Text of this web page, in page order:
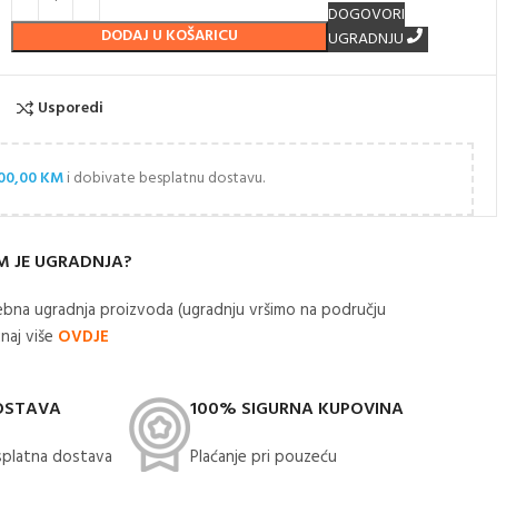
DODAJ U KOŠARICU
DOGOVORI
UGRADNJU
Usporedi
KMi dobivate besplatnu dostavu.
JE UGRADNJA?
ugradnja proizvoda (ugradnju vršimo na području
više OVDJE
dostava​
100% SIGURNA KUPOVINA
Plaćanje pri pouzeću